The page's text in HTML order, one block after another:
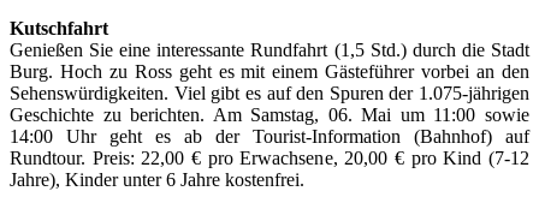
Kutschfahrt
Genießen Sie eine interessante Rundfahrt (1,5 Std.) durch die Stadt
Burg. Hoch zu Ross geht es mit einem Gästeführer vorbei an den
Sehenswürdigkeiten. Viel gibt es auf den Spuren der 1.075-jährigen
Geschichte zu berichten. Am Samstag, 06. Mai um 11:00 sowie
14:00 Uhr geht es ab der Tourist-Information (Bahnhof) auf
Rundtour. Preis: 22,00 € pro Erwachsene, 20,00 € pro Kind (7-12
Jahre), Kinder unter 6 Jahre kostenfrei.